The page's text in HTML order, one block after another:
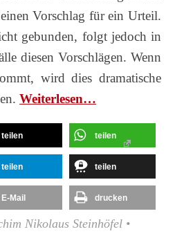
Vorschlag für ein Urteil.
gebunden, folgt jedoch in
diesen Vorschlägen. Wenn
wird dies dramatische
Wei­ter­le­sen…
teilen teilen
teilen teilen
E-Mail drucken
Nikolaus Steinhöfel •